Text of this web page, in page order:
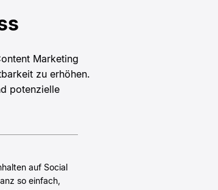
Marketing
zu erhöhen.
potenzielle
auf Social
so einfach,